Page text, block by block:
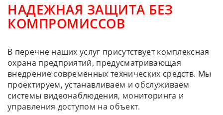
НАДЕЖНАЯ ЗАЩИТА БЕЗ
КОМПРОМИССОВ
В перечне наших услуг присутствует комплексная
охрана предприятий, предусматривающая
внедрение современных технических средств. Мы
проектируем, устанавливаем и обслуживаем
системы видеонаблюдения, мониторинга и
управления доступом на объект.